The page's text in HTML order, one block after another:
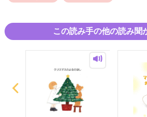
この読み手の他の読み聞